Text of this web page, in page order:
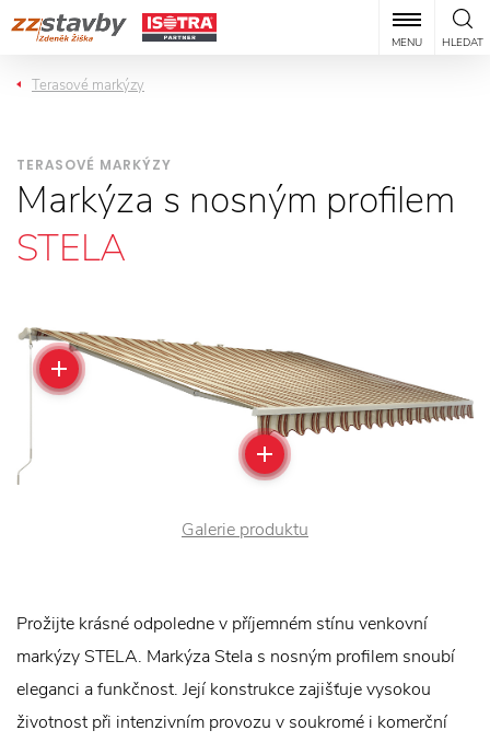
HLEDAT
MENU
Terasové markýzy
TERASOVÉ MARKÝZY
Markýza s nosným profilem
STELA
Galerie produktu
Prožijte krásné odpoledne v příjemném stínu venkovní
markýzy STELA. Markýza Stela s nosným profilem snoubí
eleganci a funkčnost. Její konstrukce zajišťuje vysokou
životnost při intenzivním provozu v soukromé i komerční